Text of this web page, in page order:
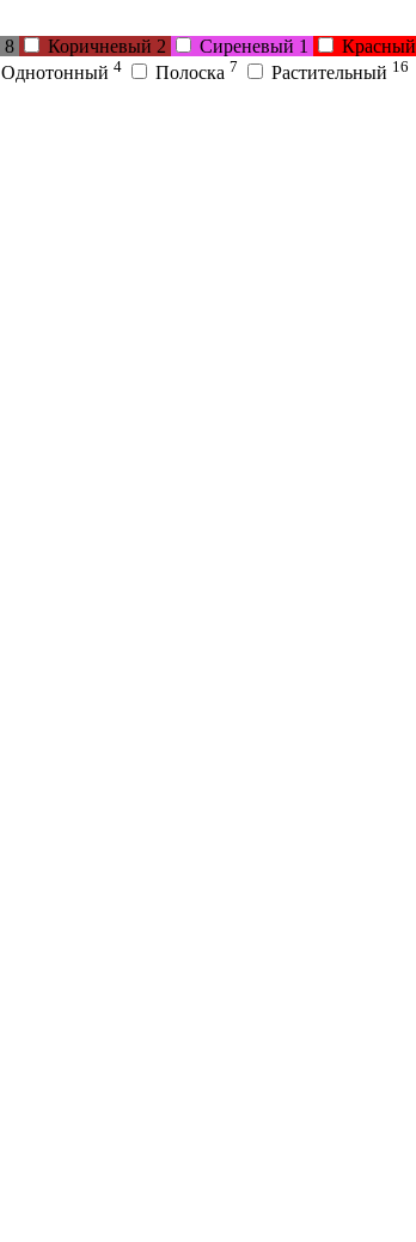
8 Коричневый 2 Сиреневый 1 Красный
Однотонный 4 Полоска 7 Растительный 16